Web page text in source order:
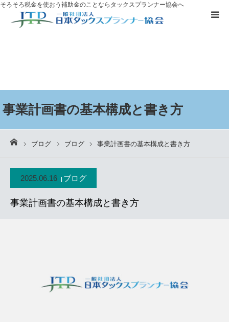
そろそろ税金を使おう 補助金のことならタックスプランナー協会へ
事業計画書の基本構成と書き方
ブログ ブログ 事業計画書の基本構成と書き方
2025.06.16 ブログ
事業計画書の基本構成と書き方
ブログ
お客様の声
タックスプランナーについて知る